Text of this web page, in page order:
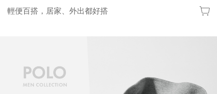
輕便百搭，居家、外出都好搭